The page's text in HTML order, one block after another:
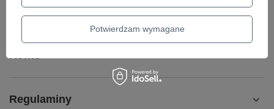
Kontakt
Konto
Regulaminy
Potwierdzam wymagane